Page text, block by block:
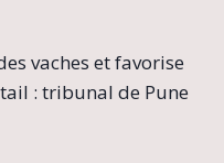
vaches et favorise
: tribunal de Pune